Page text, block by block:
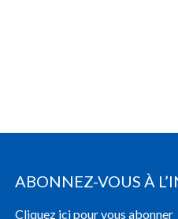
ABONNEZ-VOUS À
Cliquez ici pour vous abonner